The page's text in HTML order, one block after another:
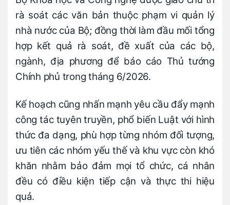
rà soát các văn bản thuộc phạm vi quản lý
nhà nước của Bộ; đồng thời làm đầu mối tổng
hợp kết quả rà soát, đề xuất của các bộ,
ngành, địa phương để báo cáo Thủ tướng
Chính phủ trong tháng 6/2026.
Kế hoạch cũng nhấn mạnh yêu cầu đẩy mạnh
công tác tuyên truyền, phổ biến Luật với hình
thức đa dạng, phù hợp từng nhóm đối tượng,
ưu tiên các nhóm yếu thế và khu vực còn khó
khăn nhằm bảo đảm mọi tổ chức, cá nhân
đều có điều kiện tiếp cận và thực thi hiệu
quả.